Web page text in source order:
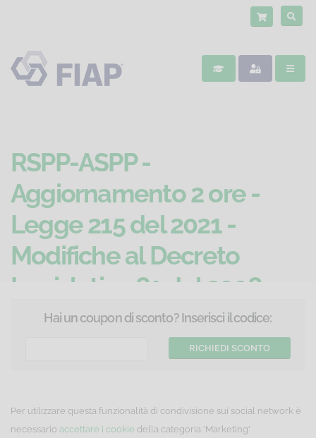
RSPP-ASPP -
Aggiornamento 2 ore -
Legge 215 del 2021 -
Modifiche al Decreto
Legislativo 81 del 2008 -
Tutti i settori
Corso online di aggiornamento per RSPP-ASPP di
ASPP, Docenti-formatori e Coordinatori per la
sicurezza sul lavoro.
Hai un coupon di sconto? Inserisci il codice:
Per utilizzare questa funzionalità di condivisione sui social network è
necessario accettare i cookie della categoria 'Marketing'